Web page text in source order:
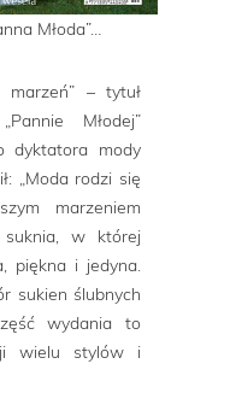
Młoda”…
marzeń” – tytuł
Młodej”
dyktatora mody
„Moda rodzi się
marzeniem
suknia, w której
piękna i jedyna.
sukien ślubnych
wydania to
wielu stylów i